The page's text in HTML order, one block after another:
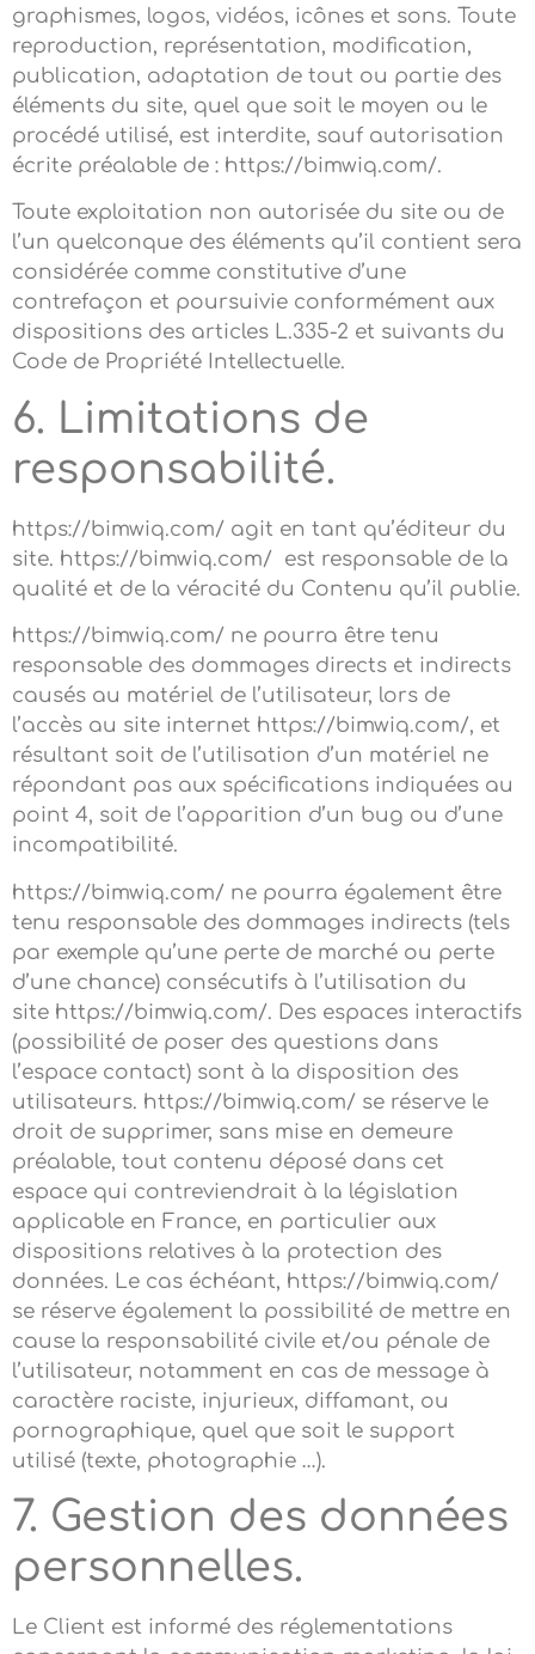
graphismes, logos, vidéos, icônes et sons. Toute
reproduction, représentation, modification,
publication, adaptation de tout ou partie des
éléments du site, quel que soit le moyen ou le
procédé utilisé, est interdite, sauf autorisation
écrite préalable de : https://bimwiq.com/.
Toute exploitation non autorisée du site ou de
l’un quelconque des éléments qu’il contient sera
considérée comme constitutive d’une
contrefaçon et poursuivie conformément aux
dispositions des articles L.335-2 et suivants du
Code de Propriété Intellectuelle.
6. Limitations de
responsabilité.
https://bimwiq.com/ agit en tant qu’éditeur du
site. https://bimwiq.com/ est responsable de la
qualité et de la véracité du Contenu qu’il publie.
https://bimwiq.com/ ne pourra être tenu
responsable des dommages directs et indirects
causés au matériel de l’utilisateur, lors de
l’accès au site internet https://bimwiq.com/, et
résultant soit de l’utilisation d’un matériel ne
répondant pas aux spécifications indiquées au
point 4, soit de l’apparition d’un bug ou d’une
incompatibilité.
https://bimwiq.com/ ne pourra également être
tenu responsable des dommages indirects (tels
par exemple qu’une perte de marché ou perte
d’une chance) consécutifs à l’utilisation du
site https://bimwiq.com/. Des espaces interactifs
(possibilité de poser des questions dans
l’espace contact) sont à la disposition des
utilisateurs. https://bimwiq.com/ se réserve le
droit de supprimer, sans mise en demeure
préalable, tout contenu déposé dans cet
espace qui contreviendrait à la législation
applicable en France, en particulier aux
dispositions relatives à la protection des
données. Le cas échéant, https://bimwiq.com/
se réserve également la possibilité de mettre en
cause la responsabilité civile et/ou pénale de
l’utilisateur, notamment en cas de message à
caractère raciste, injurieux, diffamant, ou
pornographique, quel que soit le support
utilisé (texte, photographie …).
7. Gestion des données
personnelles.
Le Client est informé des réglementations